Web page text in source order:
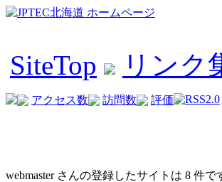
SiteTop リンク
アクセス数 訪問数 評価
webmaster さんの登録したサイトは 8 件で